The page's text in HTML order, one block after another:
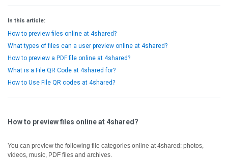
In this article:
How to preview files online at 4shared?
What types of files can a user preview online at 4shared?
How to preview a PDF file online at 4shared?
What is a File QR Code at 4shared for?
How to Use File QR codes at 4shared?
How to preview files online at 4shared?
You can preview the following file categories online at 4shared: photos,
videos, music, PDF files and archives.